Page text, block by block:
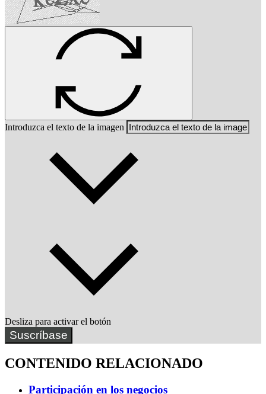
Introduzca el texto de la imagen
Desliza para activar el botón
Suscríbase
CONTENIDO RELACIONADO
Participación en los negocios